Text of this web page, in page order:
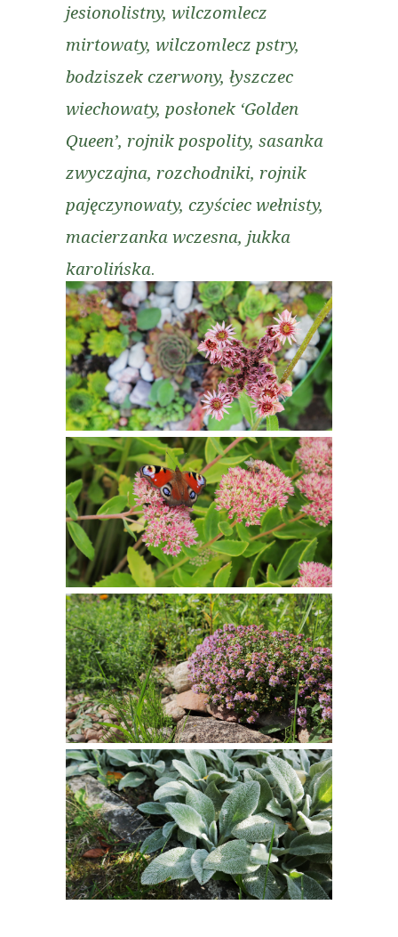
jesionolistny, wilczomlecz
mirtowaty, wilczomlecz pstry,
bodziszek czerwony, łyszczec
wiechowaty, posłonek ‘Golden
Queen’, rojnik pospolity, sasanka
zwyczajna, rozchodniki, rojnik
pajęczynowaty, czyściec wełnisty,
macierzanka wczesna, jukka
karolińska.